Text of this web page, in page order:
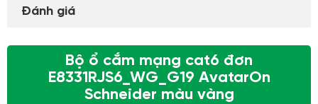
Đánh giá
Bộ ổ cắm mạng cat6 đơn
E8331RJS6_WG_G19 AvatarOn
Schneider màu vàng